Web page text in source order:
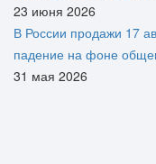
23 июня 2026
В России продажи 17
падение на фоне
31 мая 2026